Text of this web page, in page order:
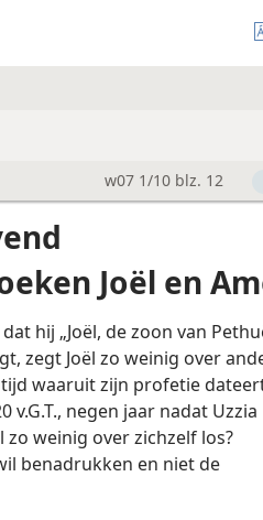
w07 1/10 blz. 12
Joël en
hij „Joël, de zoon van
zegt Joël zo weinig over
waaruit zijn profetie
negen jaar nadat Uzzia
zo weinig over zichzelf los?
benadrukken en niet de